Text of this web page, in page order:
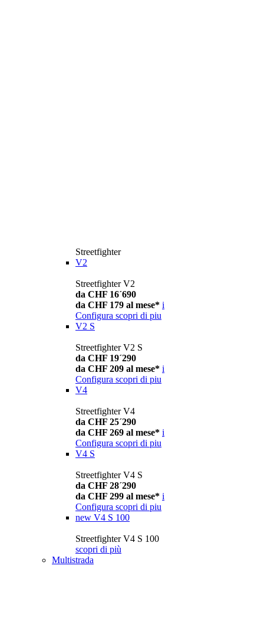
Streetfighter
V2
Streetfighter V2
da CHF 16´690
da CHF 179 al mese* i
Configura scopri di piu
V2 S
Streetfighter V2 S
da CHF 19´290
da CHF 209 al mese* i
Configura scopri di piu
V4
Streetfighter V4
da CHF 25´290
da CHF 269 al mese* i
Configura scopri di piu
V4 S
Streetfighter V4 S
da CHF 28´290
da CHF 299 al mese* i
Configura scopri di piu
new V4 S 100
Streetfighter V4 S 100
scopri di più
Multistrada